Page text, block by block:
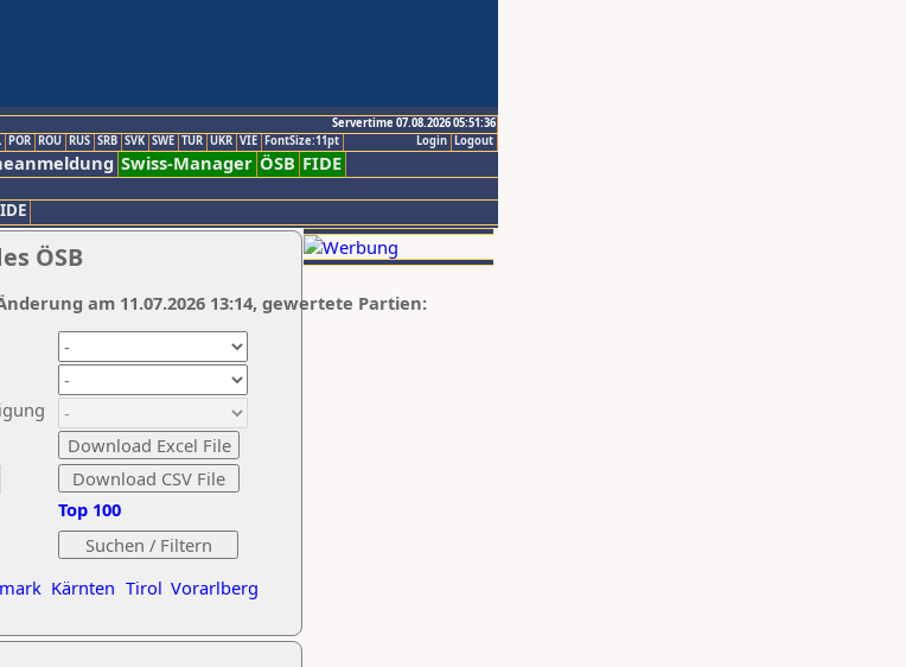
Servertime 07.08.2026 05:51:36
Logout
Login
POR ROU RUS SRB SVK SWE TUR UKR VIE FontSize:11pt
Swiss-Manager ÖSB FIDE
ÖSB
Kärnten Tirol Vorarlberg
Top 100
am 11.07.2026 13:14, gewertete Partien: